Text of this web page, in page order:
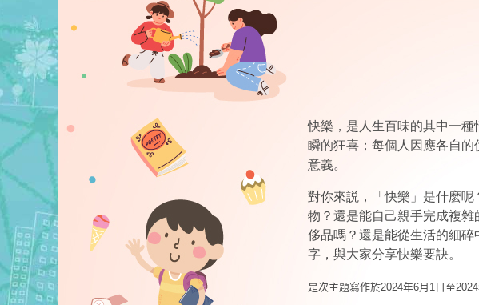
快樂，是人生百味的其中一
瞬的狂喜；每個人因應各自
意義。
對你來説，「快樂」是什麽
物？還是能自己親手完成複
侈品嗎？還是能從生活的細
字，與大家分享快樂要訣。
是次主題寫作於2024年6月1 日至2024